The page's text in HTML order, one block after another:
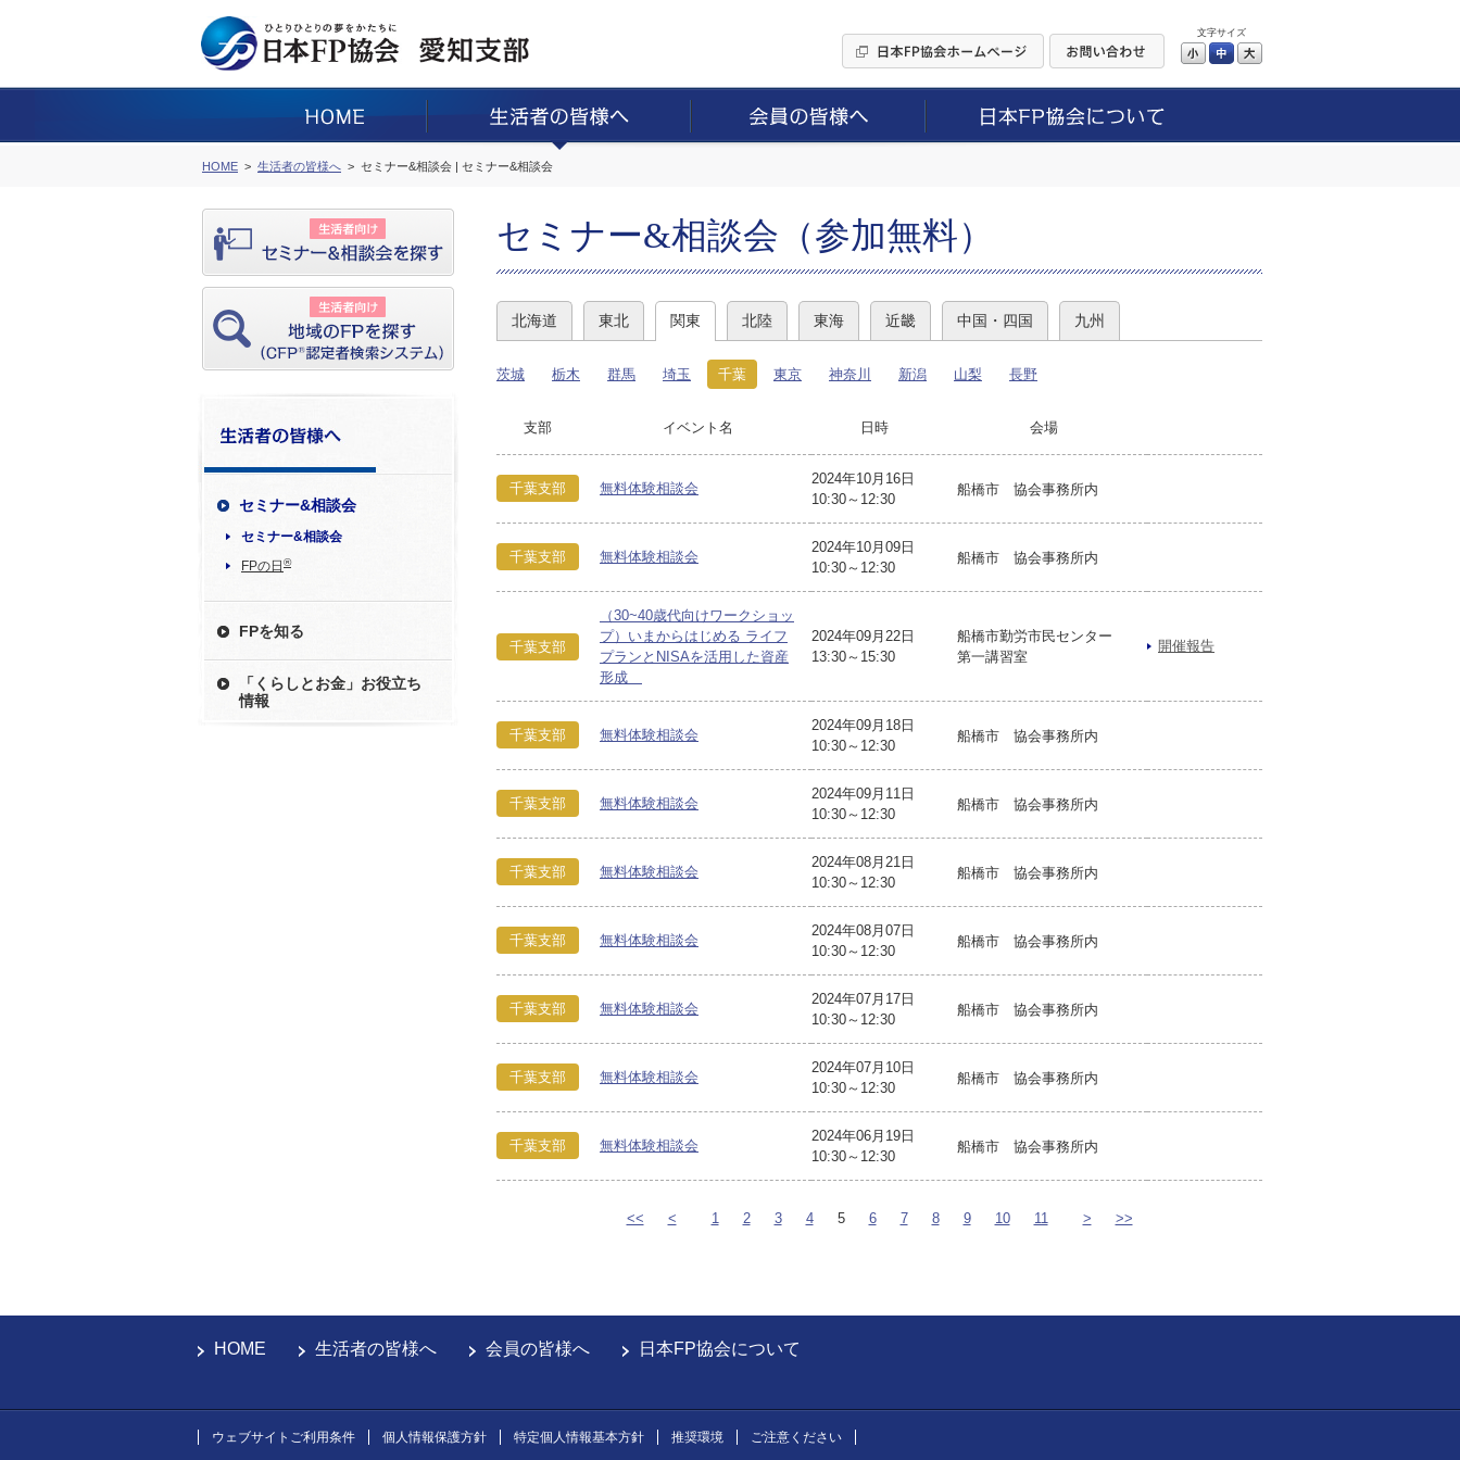
文字サイズ
小 中
HOME 生活者の皆様へ セミナー&相談会 | セミナー&相談会
セミナー&相談会
セミナー&相談会
FPの日 ®
FPを知る
「くらしとお金」お役立ち
情報
セミナー&相談会（参加無料）
北海道 東北 関東 北陸 東海 近畿 中国・四国 九州
茨城 栃木 群馬 埼玉 千葉 東京 神奈川 新潟 山梨 長野
支部 イベント名 日時 会場
千葉支部 無料体験相談会
2024年10月16日
10:30～12:30
船橋市 協会事務所内
千葉支部 無料体験相談会
2024年10月09日
10:30～12:30
船橋市 協会事務所内
千葉支部
（30~40歳代向けワークショッ
プ）いまからはじめる ライフ
プランとNISAを活用した資産
形成
2024年09月22日
13:30～15:30
船橋市勤労市民センター
第一講習室
開催報告
千葉支部 無料体験相談会
2024年09月18日
10:30～12:30
船橋市 協会事務所内
千葉支部 無料体験相談会
2024年09月11日
10:30～12:30
船橋市 協会事務所内
千葉支部 無料体験相談会
2024年08月21日
10:30～12:30
船橋市 協会事務所内
千葉支部 無料体験相談会
2024年08月07日
10:30～12:30
船橋市 協会事務所内
千葉支部 無料体験相談会
2024年07月17日
10:30～12:30
船橋市 協会事務所内
千葉支部 無料体験相談会
2024年07月10日
10:30～12:30
船橋市 協会事務所内
千葉支部 無料体験相談会
2024年06月19日
10:30～12:30
船橋市 協会事務所内
<< < 1 2 3 4 5 6 7 8 9 10 11 > >>
HOME 生活者の皆様へ 会員の皆様へ 日本FP協会について
ウェブサイトご利用条件 個人情報保護方針 特定個人情報基本方針 推奨環境 ご注意ください